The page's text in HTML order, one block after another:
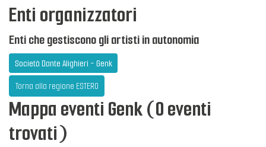
Enti organizzatori
Enti che gestiscono gli artisti in autonomia
Società Dante Alighieri - Genk
Torna alla regione ESTERO
Mappa eventi Genk (0 eventi
trovati)